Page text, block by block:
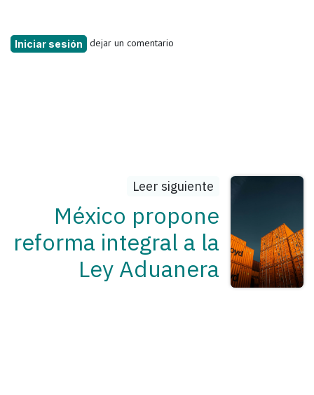
Iniciar sesión dejar un comentario
Leer siguiente
México propone
reforma integral a la
Ley Aduanera